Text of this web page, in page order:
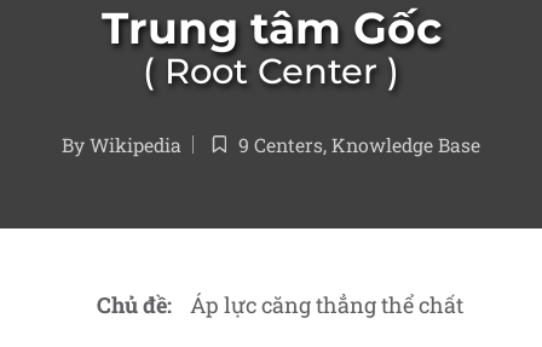
Trung tâm Gốc
Root Center
Posted
ByWikipedia
Posted
9 Centers,Knowledge Base
Chủ đề:
Áp lực căng thẳng thể chất